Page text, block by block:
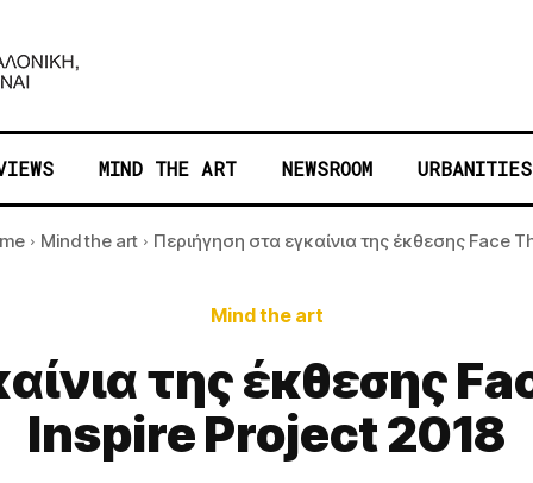
MIND THE ART NEWSROOM URBANITIES
Mind the art Περιήγηση στα εγκαίνια της έκθεσης Face
Mind the art
της έκθεσης
Inspire Project 2018